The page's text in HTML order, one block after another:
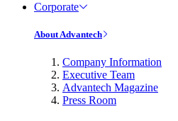
Corporate
About Advantech
Company Information
Executive Team
Advantech Magazine
Press Room